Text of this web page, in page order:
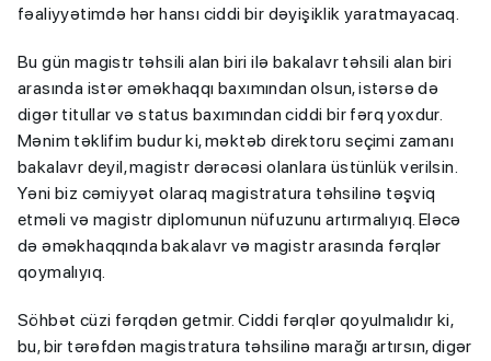
fəaliyyətimdə hər hansı ciddi bir dəyişiklik yaratmayacaq.
Bu gün magistr təhsili alan biri ilə bakalavr təhsili alan biri
arasında istər əməkhaqqı baxımından olsun, istərsə də
digər titullar və status baxımından ciddi bir fərq yoxdur.
Mənim təklifim budur ki, məktəb direktoru seçimi zamanı
bakalavr deyil, magistr dərəcəsi olanlara üstünlük verilsin.
Yəni biz cəmiyyət olaraq magistratura təhsilinə təşviq
etməli və magistr diplomunun nüfuzunu artırmalıyıq. Eləcə
də əməkhaqqında bakalavr və magistr arasında fərqlər
qoymalıyıq.
Söhbət cüzi fərqdən getmir. Ciddi fərqlər qoyulmalıdır ki,
bu, bir tərəfdən magistratura təhsilinə marağı artırsın, digər